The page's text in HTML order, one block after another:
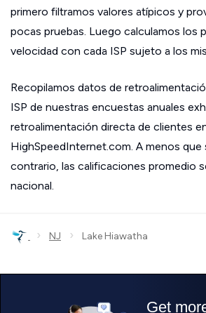
primero filtramos valores atípicos y
pocas pruebas. Luego calculamos los
velocidad con cada ISP sujeto a los
Recopilamos datos de
ISP de nuestras encuestas anuales
retroalimentación directa de clientes
HighSpeedInternet.com. A menos que
contrario, las calificaciones promedio
nacional.
› NJ › Lake Hiawatha